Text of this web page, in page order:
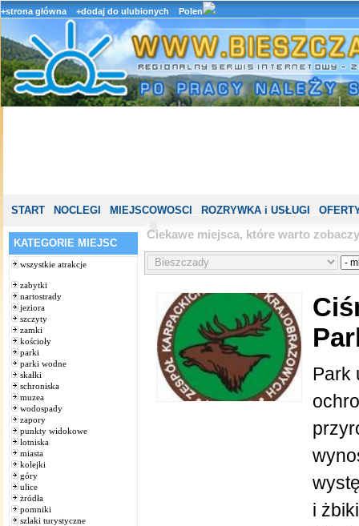
+strona główna +dodaj do ulubionych Polen
START NOCLEGI MIEJSCOWOSCI ROZRYWKA i USŁUGI
KATEGORIE MIEJSC
wszystkie atrakcje
zabytki
nartostrady
jeziora
szczyty
zamki
kościoły
parki
parki wodne
skałki
schroniska
muzea
wodospady
zapory
punkty widokowe
lotniska
miasta
kolejki
góry
ulice
żródła
pomniki
szlaki turystyczne
Ciekawe miejsca, które warto
Park
i